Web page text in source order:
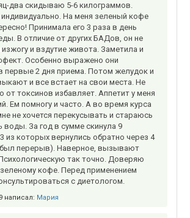
два скидываю 5-6 килограммов.
На меня зеленый кофе
Принимала его 3 раза в день
В отличие от других БАДов, он не
и вздутие живота. Заметила и
Особенно выражено они
первые 2 дня приема. Потом желудок и
и все встает на свои места. Не
от токсинов избавляет. Аппетит у меня
Ем помногу и часто. А во время курса
не хочется перекусывать и стараюсь
воды. За год в сумме скинула 9
из которых вернулись обратно через 4
был перерыв). Наверное, вызывают
так точно. Доверяю
кофе. Перед применением
с диетологом.
написал: Мария